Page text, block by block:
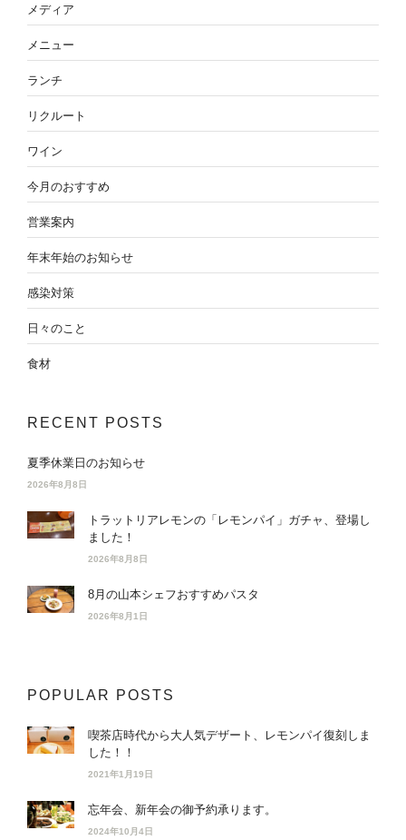
メディア
メニュー
ランチ
リクルート
ワイン
今月のおすすめ
営業案内
年末年始のお知らせ
感染対策
日々のこと
食材
RECENT POSTS
夏季休業日のお知らせ
2026年8月8日
トラットリアレモンの「レモンパイ」ガチャ、登場し
ました！
2026年8月8日
8月の山本シェフおすすめパスタ
2026年8月1日
POPULAR POSTS
喫茶店時代から大人気デザート、レモンパイ復刻しま
した！！
2021年1月19日
忘年会、新年会の御予約承ります。
2024年10月4日